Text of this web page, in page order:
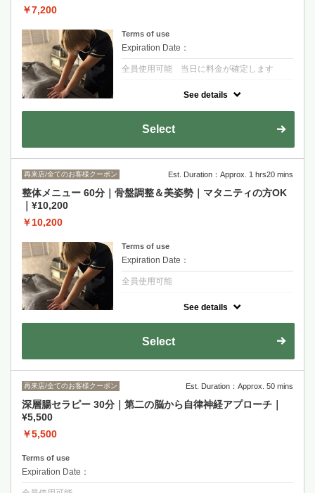
￥7,200
Terms of use
Expiration Date：
全員使用可能 当日に料金が確定します
肉、骨格を見定め、お悩みに合わせた特別メ
ニュー♪妊娠中の方もOKです！※妊娠5ヶ月
(安定期)～9ヶ月(臨月前)、産後3ヶ月～の方
See details
Select
再来店/全てのお客様クーポン Est. Duration：Approx. 1 hrs20 mins
整体メニュー 60分｜骨盤調整＆美姿勢｜マタニティの方OK
｜¥10,200
￥10,200
Terms of use
Expiration Date：
全員使用可能
肉、骨格を見定め、お悩みに合わせた特別メ
(安定期)～9ヶ月(臨月前)、産後3ヶ月～の方
See details
Select
再来店/全てのお客様クーポン Est. Duration：Approx. 50 mins
深層腸セラピー 30分｜第二の脳から自律神経アプローチ｜
¥5,500
￥5,500
Terms of use
Expiration Date：